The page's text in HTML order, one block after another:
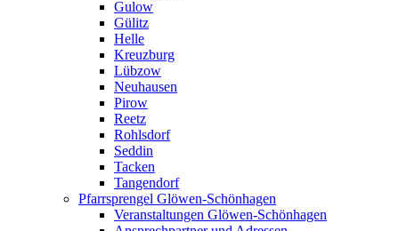
Gulow
Gülitz
Helle
Kreuzburg
Lübzow
Neuhausen
Pirow
Reetz
Rohlsdorf
Seddin
Tacken
Tangendorf
Pfarrsprengel Glöwen-Schönhagen
Veranstaltungen Glöwen-Schönhagen